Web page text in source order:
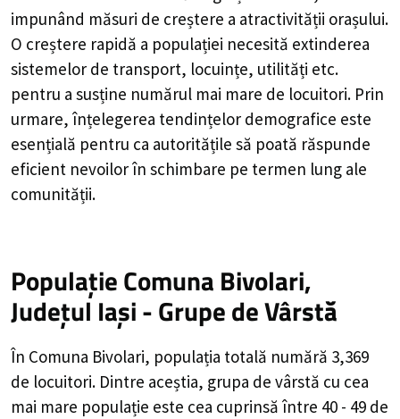
impunând măsuri de creștere a atractivității orașului.
O creștere rapidă a populației necesită extinderea
sistemelor de transport, locuințe, utilități etc.
pentru a susține numărul mai mare de locuitori. Prin
urmare, înțelegerea tendințelor demografice este
esențială pentru ca autoritățile să poată răspunde
eficient nevoilor în schimbare pe termen lung ale
comunității.
Populație Comuna Bivolari,
Județul Iași - Grupe de Vârstă
În Comuna Bivolari, populația totală numără 3,369
de locuitori. Dintre aceștia, grupa de vârstă cu cea
mai mare populație este cea cuprinsă între 40 - 49 de